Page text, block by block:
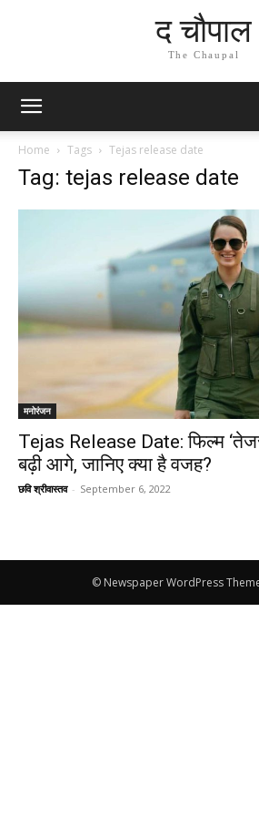
द चौपाल
The Chaupal
Home Tags Tejas release date
Tag: tejas release date
मनोरंजन
Tejas Release Date: फिल्म
बढ़ी आगे, जानिए क्या है वजह?
छवि श्रीवास्तव - September 6, 2022
© Newspaper WordPress